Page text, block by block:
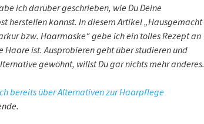
ich darüber geschrieben, wie Du Deine
herstellen kannst. In diesem Artikel „Hausgemacht
bzw. Haarmaske“ gebe ich ein tolles Rezept an
Haare ist. Ausprobieren geht über studieren und
gewöhnt, willst Du gar nichts mehr anderes.
bereits über Alternativen zur Haarpflege